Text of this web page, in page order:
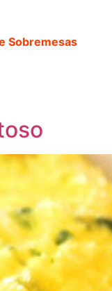
Sobremesas